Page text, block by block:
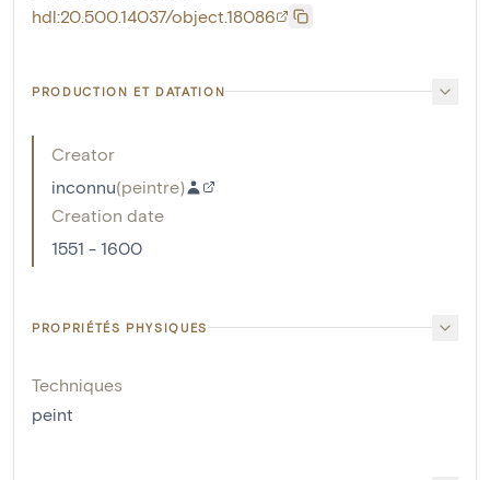
hdl:20.500.14037/object.18086
PRODUCTION ET DATATION
Creator
inconnu(peintre)
Creation date
1551 - 1600
PROPRIÉTÉS PHYSIQUES
Techniques
peint